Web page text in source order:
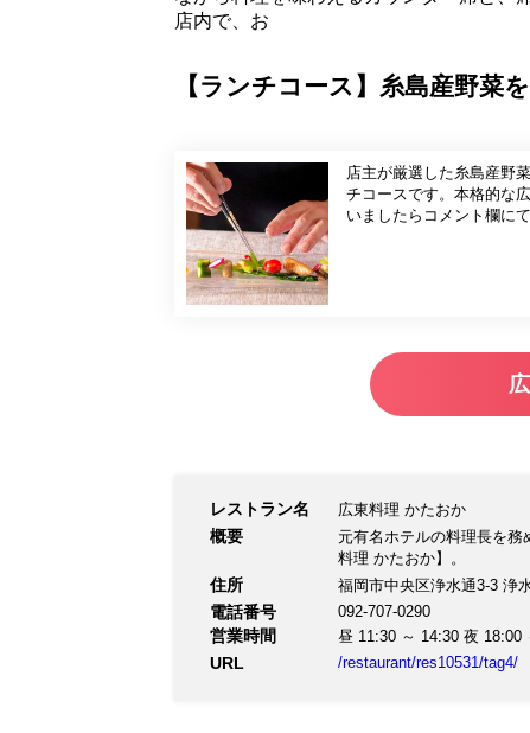
店内で、お
【ランチコース】糸島産野
店主が厳選した糸島産野
チコースです。本格的な広東料理をお楽しみくださ
いましたらコメント欄に
レストラン名 広東料理 かたおか
概要
元有名ホテルの料理長を
料理 かたおか】。
住所 福岡市中央区浄水通3-3 浄
電話番号 092-707-0290
営業時間 昼 11:30 ～ 14:30 夜 18:00
URL /restaurant/res10531/tag4/